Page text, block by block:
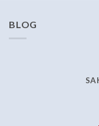
BLOG